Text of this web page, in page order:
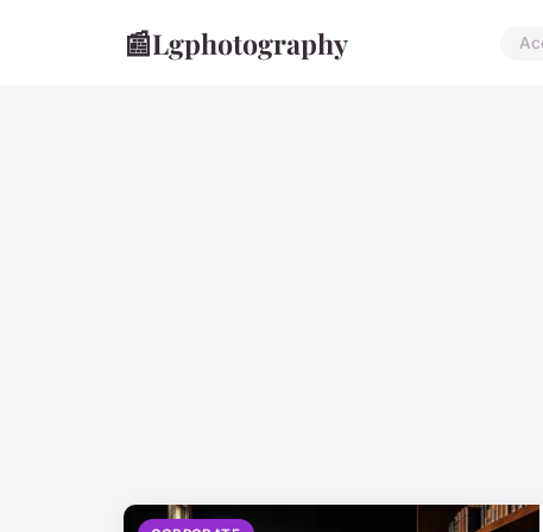
📰Lgphotography